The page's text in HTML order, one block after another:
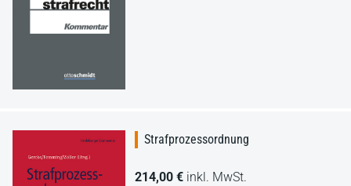
Strafprozessordnung
214,00 € inkl. MwSt.